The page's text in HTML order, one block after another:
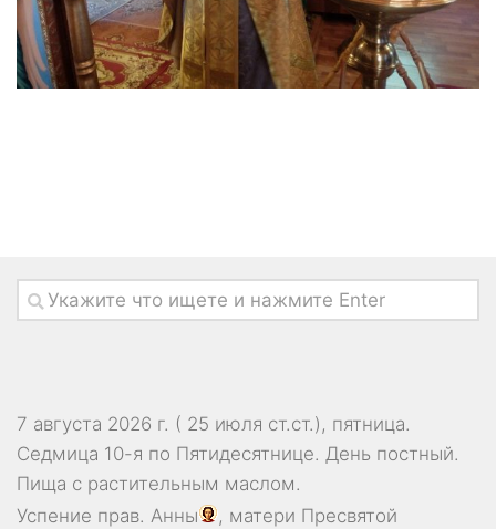
7 августа 2026 г. ( 25 июля ст.ст.), пятница.
Седмица 10-я по Пятидесятнице. День постный.
Пища с растительным маслом.
Успение прав. Анны
, матери Пресвятой